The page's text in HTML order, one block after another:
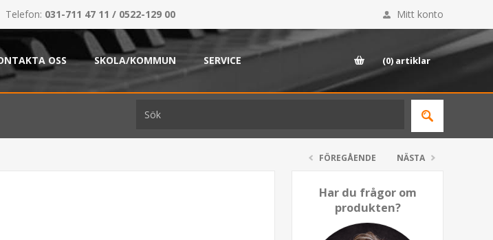
Telefon: 031-711 47 11 / 0522-129 00 Mitt konto
OSS SKOLA/KOMMUN SERVICE (0) artiklar
FÖREGÅENDE NÄSTA
Har du frågor om
produkten?